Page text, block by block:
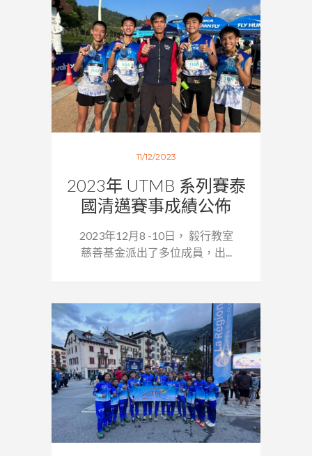
11/12/2023
2023年 UTMB 系列賽泰
國清邁賽事成績公佈
2023年12月8 -10日， 毅行教室
慈善基金派出了多位成員，出...